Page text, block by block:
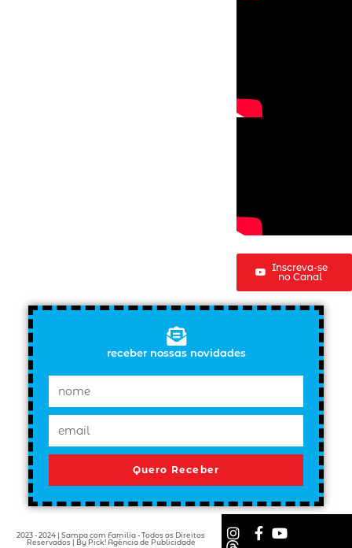
Inscreva-se
no Canal
receber nossas novidades
Quero Receber
2023 - 2024 | Sampa com Família - Todos os Direitos
Reservados | By Pick! Agência de Publicidade